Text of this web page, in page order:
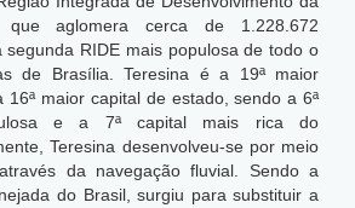
que aglomera cerca de 1.228.672
segunda RIDE mais populosa de todo o
de Brasília. Teresina é a 19ª maior
16ª maior capital de estado, sendo a 6ª
e a 7ª capital mais rica do
Teresina desenvolveu-se por meio
da navegação fluvial. Sendo a
do Brasil, surgiu para substituir a